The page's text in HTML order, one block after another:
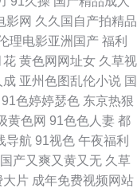
洲综合髅 变态国产香蕉伊
婷婷 老司机夜间网址 人妻
发布页 成人日本在线 一级
与二线的电影 91看频 肏屄
口 黑人艹美女逼 婷婷情情
影网 久久国自产拍精品
理电影亚洲国产 福利
花 黄色网网址女 久草视
成 亚州色图乱伦小说 国
91色婷婷瑟色 东京热狠
黄色网 91色色人妻 都
导航 91视色 午夜福利
国产又爽又黄又无 久草
大片 成年免费视频网站